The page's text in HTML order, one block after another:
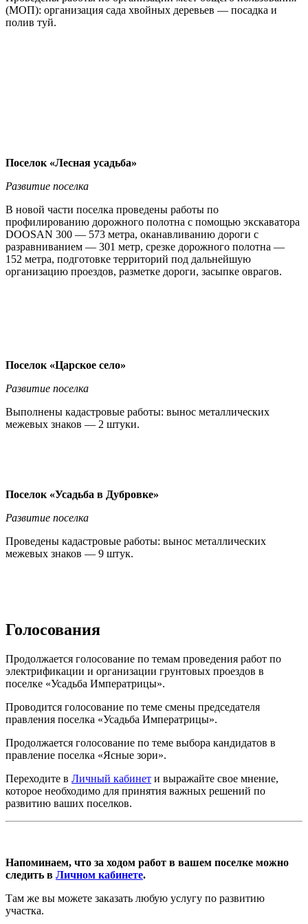
(МОП): организация сада хвойных деревьев — посадка и
полив туй.
Поселок «Лесная усадьба»
Развитие поселка
В новой части поселка проведены работы по
профилированию дорожного полотна с помощью экскаватора
DOOSAN 300 — 573 метра, оканавливанию дороги с
разравниванием — 301 метр, срезке дорожного полотна —
152 метра, подготовке территорий под дальнейшую
организацию проездов, разметке дороги, засыпке оврагов.
Поселок «Царское село»
Развитие поселка
Выполнены кадастровые работы: вынос металлических
межевых знаков — 2 штуки.
Поселок «Усадьба в Дубровке»
Развитие поселка
Проведены кадастровые работы: вынос металлических
межевых знаков — 9 штук.
Голосования
Продолжается голосование по темам проведения работ по
электрификации и организации грунтовых проездов в
поселке «Усадьба Императрицы».
Проводится голосование по теме смены председателя
правления поселка «Усадьба Императрицы».
Продолжается голосование по теме выбора кандидатов в
правление поселка «Ясные зори».
Переходите в Личный кабинет и выражайте свое мнение,
которое необходимо для принятия важных решений по
развитию ваших поселков.
Напоминаем, что за ходом работ в вашем поселке можно
следить в Личном кабинете.
Там же вы можете заказать любую услугу по развитию
участка.